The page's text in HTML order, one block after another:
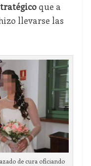
que a
llevarse las
de cura oficiando